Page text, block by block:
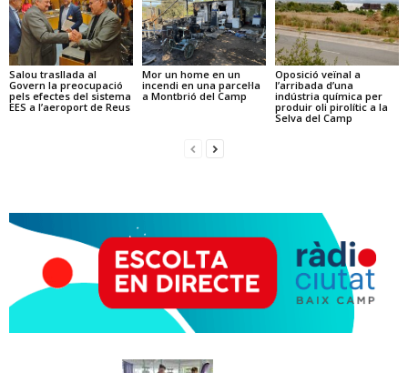
Salou trasllada al
Govern la preocupació
pels efectes del sistema
EES a l’aeroport de Reus
Mor un home en un
incendi en una parcel·la
a Montbrió del Camp
Oposició veïnal a
l’arribada d’una
indústria química per
produir oli pirolític a la
Selva del Camp